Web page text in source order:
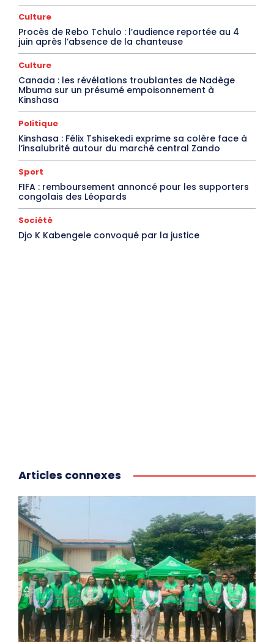
Culture
Procès de Rebo Tchulo : l’audience reportée au 4
juin après l’absence de la chanteuse
Culture
Canada : les révélations troublantes de Nadège
Mbuma sur un présumé empoisonnement à
Kinshasa
Politique
Kinshasa : Félix Tshisekedi exprime sa colère face à
l’insalubrité autour du marché central Zando
Sport
FIFA : remboursement annoncé pour les supporters
congolais des Léopards
Société
Djo K Kabengele convoqué par la justice
Articles connexes